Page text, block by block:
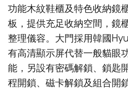
功能木紋鞋櫃及特色收納鏡
板，提供充足收納空間，鏡
整理儀容。大門採用韓國
有高清顯示屏代替一般貓眼
能，另設有密碼解鎖、鎖匙
程開鎖、磁卡解鎖及組合開